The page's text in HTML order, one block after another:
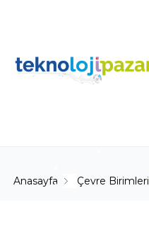
Anasayfa Çevre Birimleri